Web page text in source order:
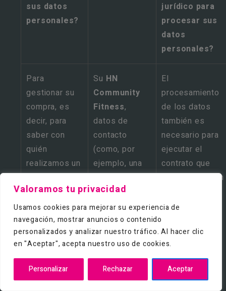
Valoramos tu privacidad
Usamos cookies para mejorar su experiencia de
navegación, mostrar anuncios o contenido
personalizados y analizar nuestro tráfico. Al hacer clic
en "Aceptar", acepta nuestro uso de cookies.
Personalizar Rechazar Aceptar
sus datos
personales?
jurídico para
procesar sus
datos
personales?
Para
gestionar su
compra, es
decir, para
saber con
quién
realizamos un
confirmar su
compra, para
entregarle su
compra y para
comunicarnos
con usted con
Su HN
Community
Fitness,
datos de
contacto
(como, por
ejemplo, una
electrónica),
dirección de
entrega, datos
sobre el
pedido y
método de
El
procesamiento
de los datos
también es
necesario para
ejecutar el
contrato que
celebramos con